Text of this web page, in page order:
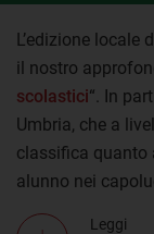
L’edizione locale
il nostro
scolastici“. In
Umbria, che a
classifica quanto
alunno nei
Leggi